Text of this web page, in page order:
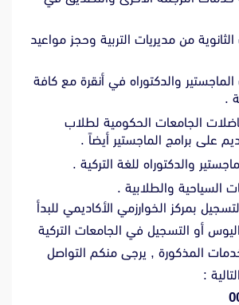
من مديريات التربية وحجز مواعيد
والدكتوراه في أنقرة مع كافة
.
الجامعات الحكومية لطلاب
على برامج الماجستير أيضاً .
والدكتوراه للغة التركية .
السياحية والطلابية .
بمركز الخوارزمي الأكاديمي للبدأ
أو التسجيل في الجامعات التركية
المذكورة , يرجى منكم التواصل
: